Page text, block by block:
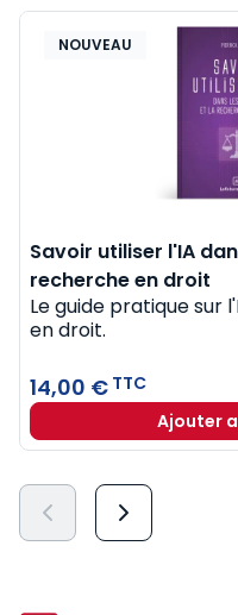
NOUVEAU
Savoir utiliser l'IA
recherche en droit
Le guide pratique sur
en droit.
14,00 € TTC
Ajouter